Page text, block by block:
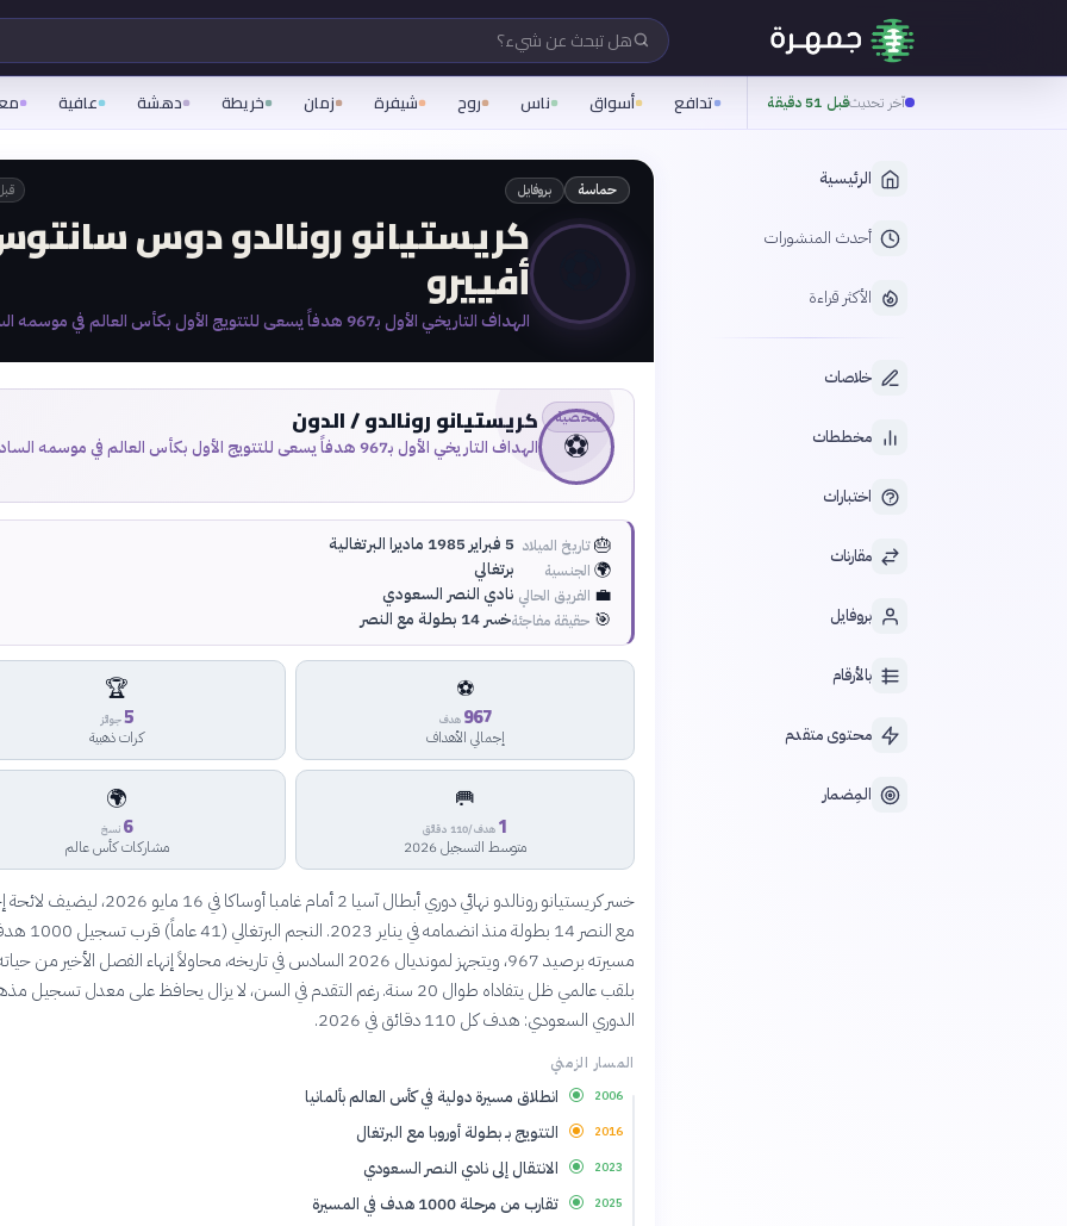
هل تبحث عن شيء؟
آخر تحديثقبل 51 دقيقة تدافع أسواق ناس روح شيفرة زمان خريطة دهشة عافية
الرئيسية
أحدث المنشورات
الأكثر قراءة
خلاصات
مخططات
اختبارات
مقارنات
بروفايل
بالأرقام
محتوى متقدم
المِضمار
حماسة بروفايل
كريستيانو رونالدو دوس
أفييرو
الهداف التاريخي الأول بـ967 هدفاً يسعى للتتويج الأول بكأس العالم في موسمه السادس
شخصية
⚽
كريستيانو رونالدو / الدون
الهداف التاريخي الأول بـ967 هدفاً يسعى للتتويج الأول بكأس العالم في موسمه السادس
🎂تاريخ الميلاد 5 فبراير 1985 ماديرا البرتغالية
🌍 الجنسية برتغالي
💼 الفريق الحالي نادي النصر السعودي
🎯 حقيقة مفاجئةخسر 14 بطولة مع النصر
⚽
967 هدف
إجمالي الأهداف
🏆
5جوائز
كرات ذهبية
🥅
1 هدف/110 دقائق
متوسط التسجيل 2026
🌍
6 نسخ
مشاركات كأس عالم
خسر كريستيانو رونالدو نهائي دوري أبطال آسيا 2 أمام غامبا أوساكا
مع النصر 14 بطولة منذ انضمامه في
مسيرته برصيد 967، ويتجهز لمونديال 2026 السادس في تاريخه، محاولاً إنهاء الفصل الأخير
بلقب عالمي ظل يتفاداه طوال 20 سنة. رغم التقدم في السن، لا يزال يحافظ على معدل
الدوري السعودي: هدف كل 110 دقائق في 2026.
المسار الزمني
2006 انطلاق مسيرة دولية في كأس العالم بألمانيا
2016 التتويج بـ بطولة أوروبا مع البرتغال
2023 الانتقال إلى نادي النصر السعودي
2025 تقارب من مرحلة 1000 هدف في المسيرة